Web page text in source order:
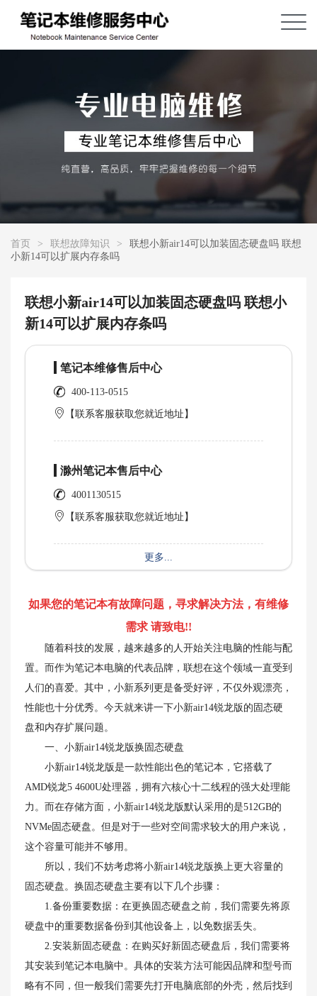
首页 > 联想故障知识 >
联想小新air14可以加装固态硬盘吗 联想
小新14可以扩展内存条吗
联想小新air14可以加装固态硬盘吗 联想小
新14可以扩展内存条吗
笔记本维修售后中心
400-113-0515
【联系客服获取您就近地址】
滁州笔记本售后中心
4001130515
【联系客服获取您就近地址】
更多...
如果您的笔记本有故障问题，寻求解决方法，有维修
需求 请致电!!
随着科技的发展，越来越多的人开始关注电脑的性能与配
置。而作为笔记本电脑的代表品牌，联想在这个领域一直受到
人们的喜爱。其中，小新系列更是备受好评，不仅外观漂亮，
性能也十分优秀。今天就来讲一下小新air14锐龙版的固态硬
盘和内存扩展问题。
一、小新air14锐龙版换固态硬盘
小新air14锐龙版是一款性能出色的笔记本，它搭载了
AMD锐龙5 4600U处理器，拥有六核心十二线程的强大处理能
力。而在存储方面，小新air14锐龙版默认采用的是512GB的
NVMe固态硬盘。但是对于一些对空间需求较大的用户来说，
这个容量可能并不够用。
所以，我们不妨考虑将小新air14锐龙版换上更大容量的
固态硬盘。换固态硬盘主要有以下几个步骤：
1.备份重要数据：在更换固态硬盘之前，我们需要先将原
硬盘中的重要数据备份到其他设备上，以免数据丢失。
2.安装新固态硬盘：在购买好新固态硬盘后，我们需要将
其安装到笔记本电脑中。具体的安装方法可能因品牌和型号而
略有不同，但一般我们需要先打开电脑底部的外壳，然后找到